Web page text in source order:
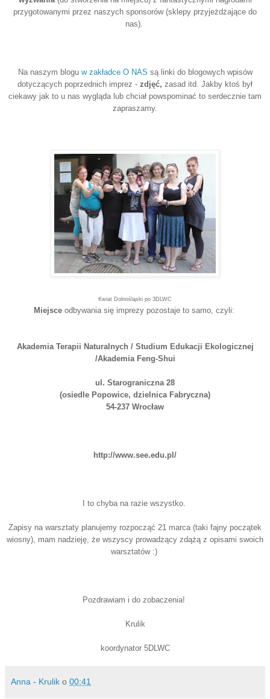
przygotowanymi przez naszych sponsorów (sklepy przyjeżdżające do
nas).
Na naszym blogu w zakładce O NAS są linki do blogowych wpisów
dotyczących poprzednich imprez - zdjęć, zasad itd. Jakby ktoś był
ciekawy jak to u nas wygląda lub chciał powspominać to serdecznie tam
zapraszamy.
Kwiat Dolnośląski po 3DLWC
Miejsceodbywania się imprezy pozostaje to samo, czyli:
Akademia Terapii Naturalnych / Studium Edukacji Ekologicznej
/Akademia Feng-Shui
ul. Starograniczna 28
(osiedle Popowice, dzielnica Fabryczna)
54-237 Wrocław
http://www.see.edu.pl/
I to chyba na razie wszystko.
Zapisy na warsztaty planujemy rozpocząć 21 marca (taki fajny początek
wiosny), mam nadzieję, że wszyscy prowadzący zdążą z opisami swoich
warsztatów :)
Pozdrawiam i do zobaczenia!
Krulik
koordynator 5DLWC
Anna - Krulik o 00:41